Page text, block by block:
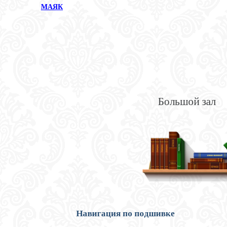
МАЯК
Большой зал
Навигация по подшивке